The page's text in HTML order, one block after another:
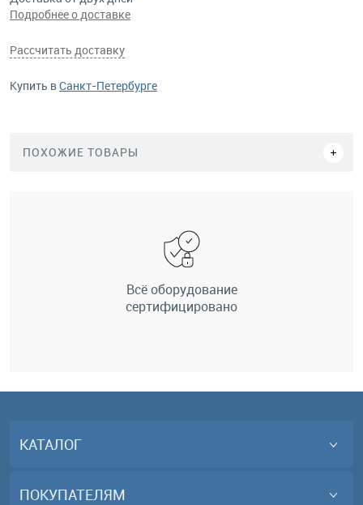
Подробнее о доставке
Рассчитать доставку
Купить вСанкт-Петербурге
ПОХОЖИЕ ТОВАРЫ
Всё оборудование
сертифицировано
КАТАЛОГ
ПОКУПАТЕЛЯМ